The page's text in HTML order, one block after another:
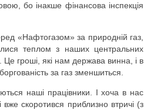
бо інакше фінансова інспекція
«Нафтогазом» за природній газ,
теплом з наших центральних
гроші, які нам держава винна, і в
за газ зменшиться.
наші працівники. І хоча в нас
скоротився приблизно втричі (з